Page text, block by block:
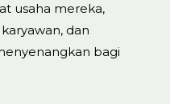
usaha mereka,
dan
bagi